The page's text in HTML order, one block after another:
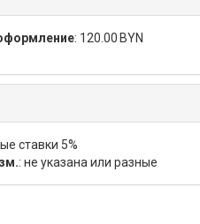
: 120.00 BYN
ставки 5%
: не указана или разные